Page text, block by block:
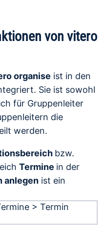
von vitero
organise ist in den
Sie ist sowohl
für Gruppenleiter
die
werden.
bzw.
Termine in der
anlegen ist ein
> Termin